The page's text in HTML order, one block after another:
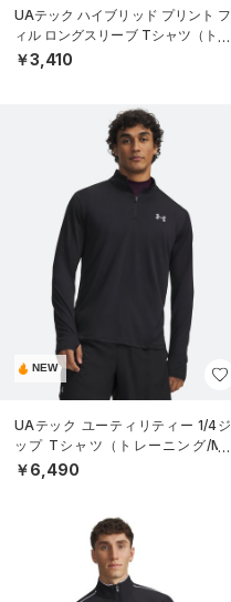
UAテック ハイブリッド プリント フ
ィル ロングスリーブ Tシャツ（トレ
ーニング/BOYS）
￥3,410
NEW
UAテック ユーティリティー 1/4ジ
ップ Tシャツ（トレーニング/ME
N）
￥6,490